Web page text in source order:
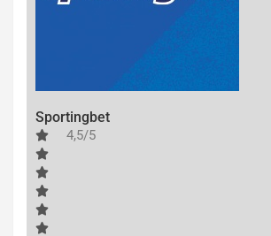
Sportingbet
4,5/5